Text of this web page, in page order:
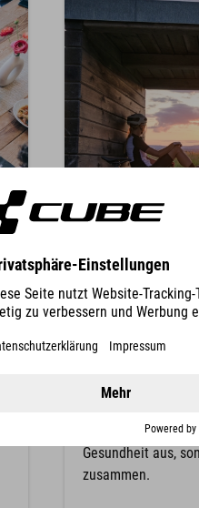
Bikes. Nature.
vor der Haustür.
Work Ride Balance?
Rides sowie die
Teamevents
Gesundheit aus,
zusammen.